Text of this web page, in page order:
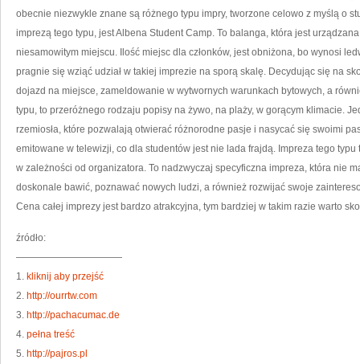
obecnie niezwykle znane są różnego typu impry, tworzone celowo z myślą o
imprezą tego typu, jest Albena Student Camp. To balanga, która jest
niesamowitym miejscu. Ilość miejsc dla członków, jest obniżona, bo wynosi
pragnie się wziąć udział w takiej imprezie na sporą skalę. Decydując się na
dojazd na miejsce, zameldowanie w wytwornych warunkach bytowych, a
typu, to przeróżnego rodzaju popisy na żywo, na plaży, w gorącym klimacie.
rzemiosła, które pozwalają otwierać różnorodne pasje i nasycać się swoimi
emitowane w telewizji, co dla studentów jest nie lada frajdą. Impreza tego typu
w zależności od organizatora. To nadzwyczaj specyficzna impreza, która nie
doskonale bawić, poznawać nowych ludzi, a również rozwijać swoje
Cena całej imprezy jest bardzo atrakcyjna, tym bardziej w takim razie warto
źródło:
———————————
1. kliknij aby przejść
2. http://ourrtw.com
3. http://pachacumac.de
4. pełna treść
5. http://pajros.pl